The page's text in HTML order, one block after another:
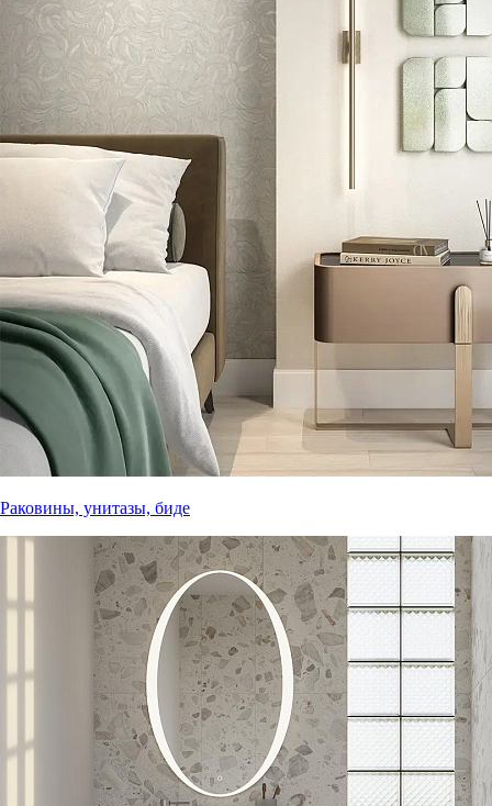
Раковины, унитазы, биде